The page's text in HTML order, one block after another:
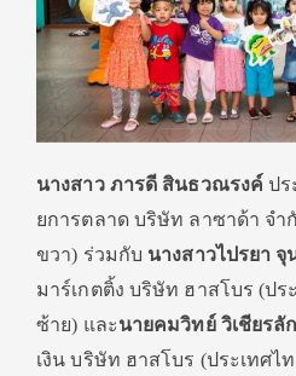
นางสาว ภารดี สินธวณรงค์ ปร
ยการตลาด บริษัท ลาซาด้า จำ
ขวา) ร่วมกับ นางสาวไปรยา จุ
มาร์เกตติ้ง บริษัท ฮาสโบร (ปร
ซ้าย) และนายคมวิทย์ วิเชียร
เงิน บริษัท ฮาสโบร (ประเทศไ